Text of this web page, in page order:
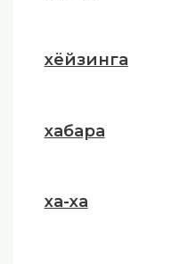
хёйзинга
хабара
ха-ха